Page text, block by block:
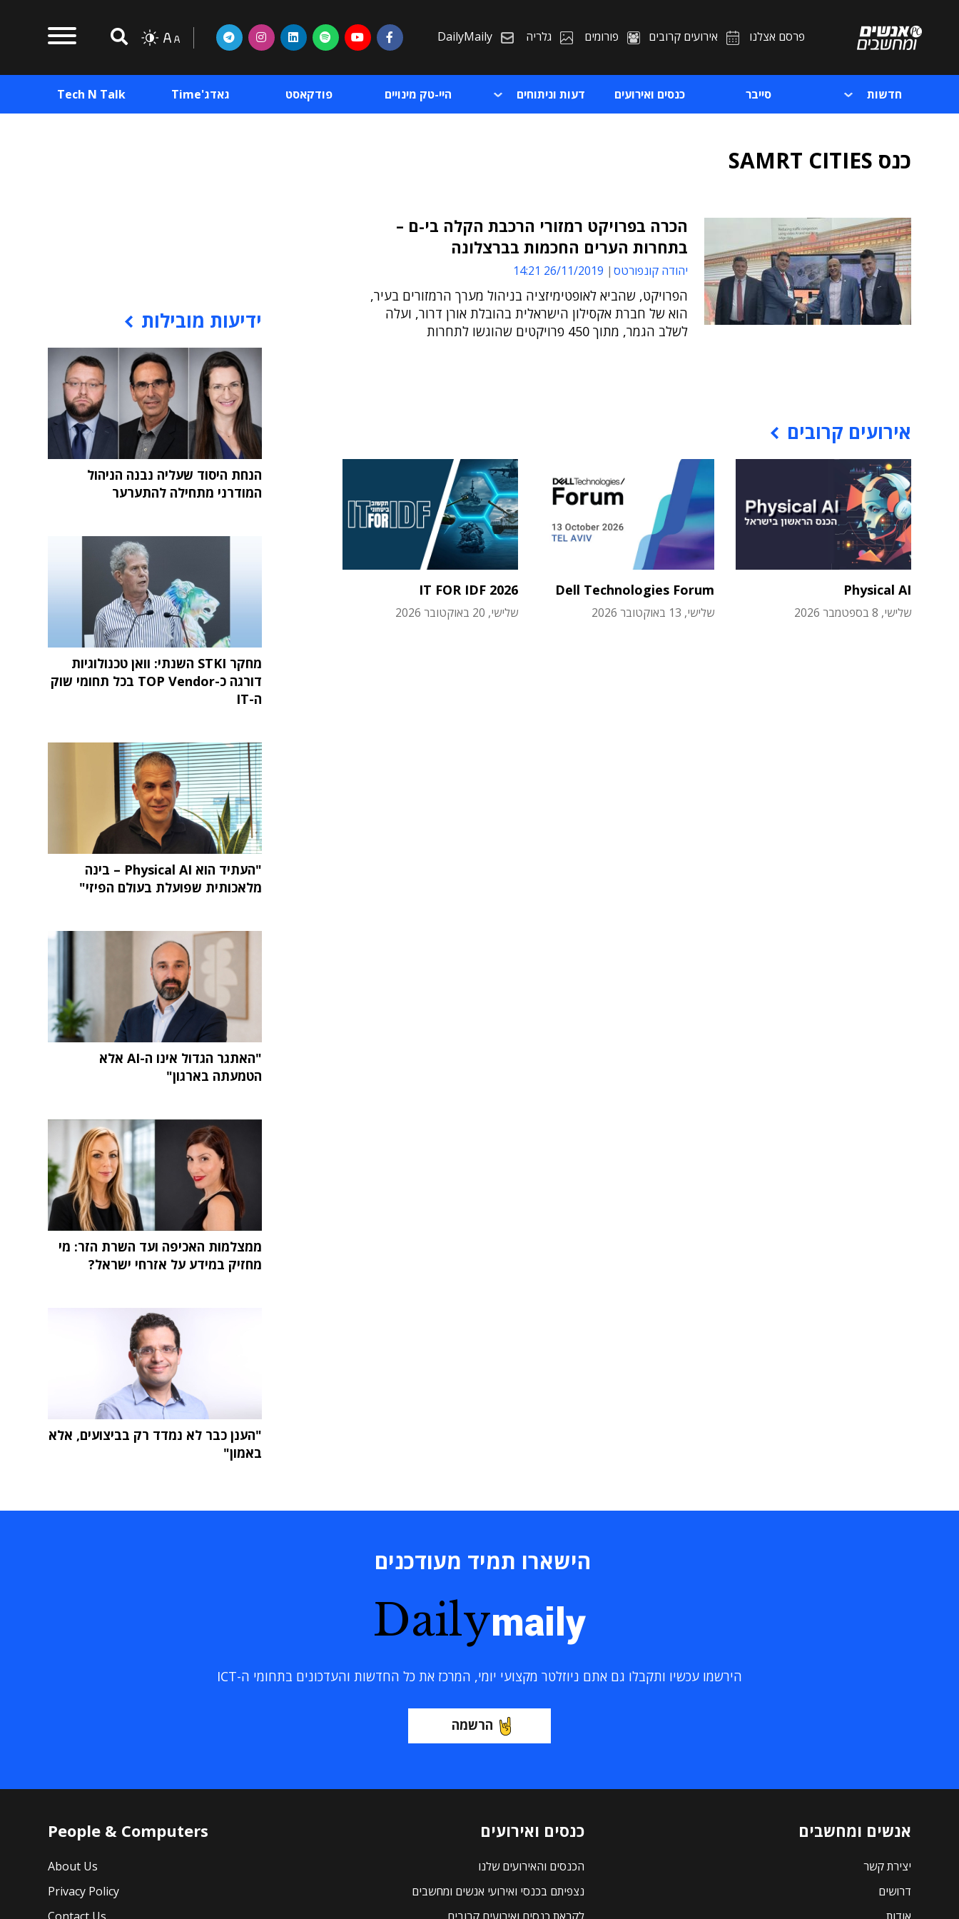
פרסם אצלנו אירועים קרובים פורומים גלריה DailyMaily
חדשות סייבר כנסים ואירועים דעות וניתוחים היי-טק מינויים פודקאסט גאדג'Time Tech N Talk
כנס SAMRT CITIES
הכרה בפרויקט רמזורי הרכבת הקלה בי-ם –
בתחרות הערים החכמות בברצלונה
יהודה קונפורטס 26/11/2019 14:21
הפרויקט, שהביא לאופטימיזציה בניהול מערך הרמזורים בעיר,
הוא של חברת אקסילון הישראלית בהובלת אורן דרור, ועלה
לשלב הגמר, מתוך 450 פרויקטים שהוגשו לתחרות
אירועים קרובים
Physical AI
שלישי, 8 בספטמבר 2026
Dell Technologies Forum
שלישי, 13 באוקטובר 2026
IT FOR IDF 2026
שלישי, 20 באוקטובר 2026
ידיעות מובילות
הנחת היסוד שעליה נבנה הניהול
המודרני מתחילה להתערער
מחקר STKI השנתי: וואן טכנולוגיות
דורגה כ-TOP Vendor בכל תחומי שוק
ה-IT
"העתיד הוא Physical AI – בינה
מלאכותית שפועלת בעולם הפיזי"
"האתגר הגדול אינו ה-AI אלא
הטמעתה בארגון"
ממצלמות האכיפה ועד השרת הזר: מי
מחזיק במידע על אזרחי ישראל?
"הענן כבר לא נמדד רק בביצועים, אלא
באמון"
הישארו תמיד מעודכנים
Dailymaily
הירשמו עכשיו ותקבלו גם אתם ניוזלטר מקצועי יומי, המרכז את כל החדשות והעדכונים בתחומי ה-ICT
הרשמה
אנשים ומחשבים
יצירת קשר
דרושים
כנסים ואירועים
הכנסים והאירועים שלנו
נצפיתם בכנסי ואירועי אנשים ומחשבים
People & Computers
About Us
Privacy Policy